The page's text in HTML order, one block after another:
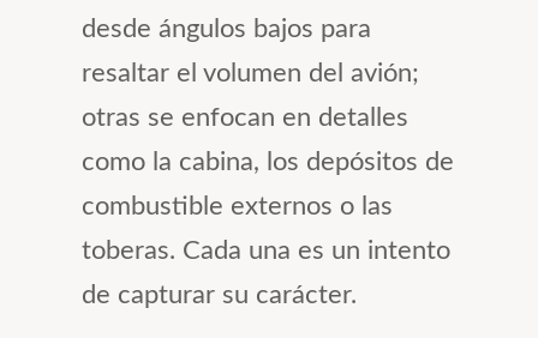
desde ángulos bajos para
resaltar el volumen del avión;
otras se enfocan en detalles
como la cabina, los depósitos de
combustible externos o las
toberas. Cada una es un intento
de capturar su carácter.